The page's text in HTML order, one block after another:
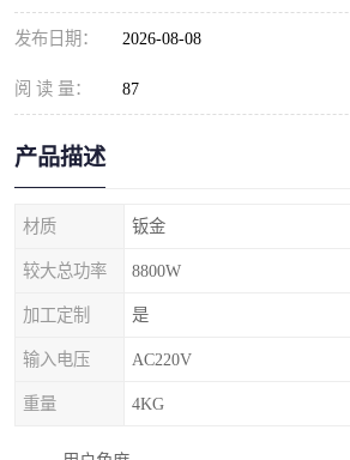
发布日期： 2026-08-08
阅 读 量： 87
产品描述
材质 钣金
较大总功率 8800W
加工定制 是
输入电压 AC220V
重量 4KG